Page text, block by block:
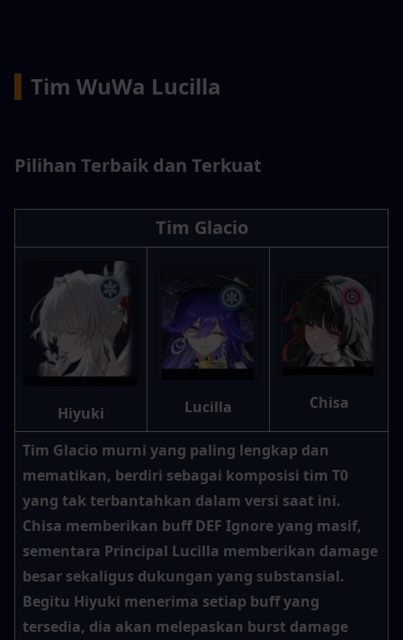
Tim WuWa Lucilla
Pilihan Terbaik dan Terkuat
Tim Glacio
Hiyuki Lucilla Chisa
Tim Glacio murni yang paling lengkap dan
mematikan, berdiri sebagai komposisi tim T0
yang tak terbantahkan dalam versi saat ini.
Chisa memberikan buff DEF Ignore yang masif,
sementara Principal Lucilla memberikan damage
besar sekaligus dukungan yang substansial.
Begitu Hiyuki menerima setiap buff yang
tersedia, dia akan melepaskan burst damage